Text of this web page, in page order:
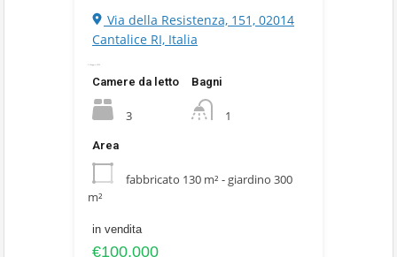
Via della Resistenza, 151, 02014
Cantalice RI, Italia
3 Maggio 2024
Camere da letto
3
Bagni
1
Area
fabbricato 130 m² - giardino 300
m²
in vendita
€100.000